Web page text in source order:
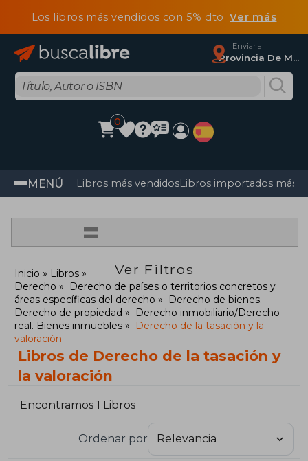
Los libros más vendidos con 5% dtoVer más
Enviar a
Provincia De Madrid
0
MENÚ Libros más vendidosLibros importados más
=
Ver Filtros
Inicio
Libros
Derecho
Derecho de países o territorios concretos y
áreas específicas del derecho
Derecho de bienes.
Derecho de propiedad
Derecho inmobiliario/Derecho
real. Bienes inmuebles
Derecho de la tasación y la
valoración
Libros de Derecho de la tasación y
la valoración
Encontramos 1 Libros
Ordenar por